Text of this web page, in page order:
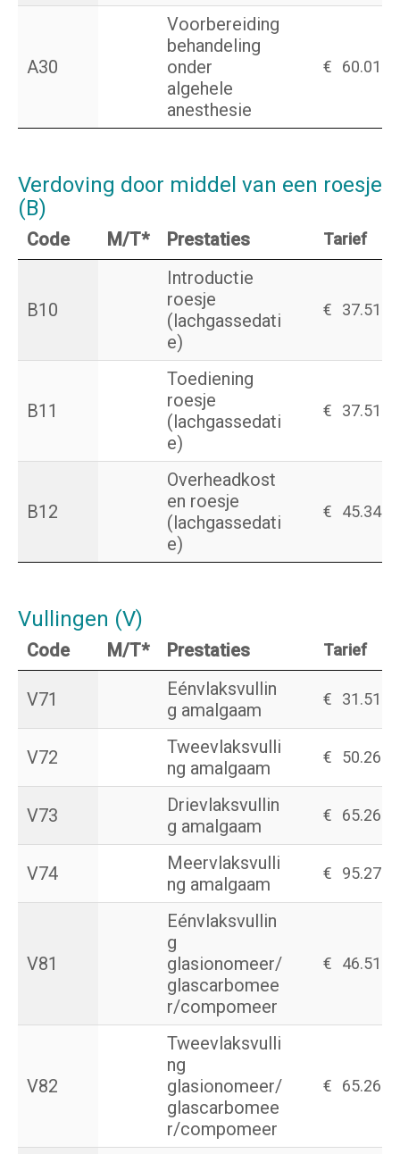
A30
Voorbereiding
behandeling
onder
algehele
anesthesie
€ 60.01
Verdoving door middel van een roesje
(B)
Code M/T* Prestaties Tarief
B10
Introductie
roesje
(lachgassedati
e)
€ 37.51
B11
Toediening
roesje
(lachgassedati
e)
€ 37.51
B12
Overheadkost
en roesje
(lachgassedati
e)
€ 45.34
Vullingen (V)
Code M/T* Prestaties Tarief
V71
Eénvlaksvullin
g amalgaam
€ 31.51
V72
Tweevlaksvulli
ng amalgaam
€ 50.26
V73
Drievlaksvullin
g amalgaam
€ 65.26
V74
Meervlaksvulli
ng amalgaam
€ 95.27
V81
Eénvlaksvullin
g
glasionomeer/
glascarbomee
r/compomeer
€ 46.51
V82
Tweevlaksvulli
ng
glasionomeer/
glascarbomee
r/compomeer
€ 65.26